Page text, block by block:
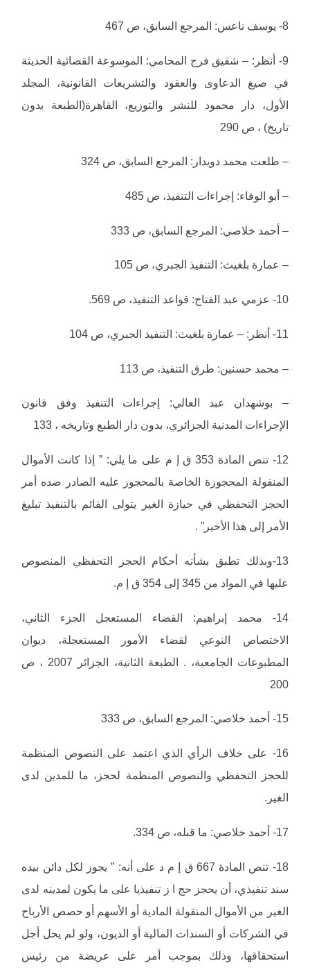
8- يوسف ناعس: المرجع السابق، ص 467
9- أنظر: – شفيق فرج المحامي: الموسوعة القضائية الحديثة
في صيغ الدعاوى والعقود والتشريعات القانونية، المجلد
الأول، دار محمود للنشر والتوزيع، القاهرة(الطبعة بدون
تاريخ) ، ص 290
– طلعت محمد دويدار: المرجع السابق، ص 324
– أبو الوفاء: إجراءات التنفيذ، ص 485
– أحمد خلاصي: المرجع السابق، ص 333
– عمارة بلغيث: التنفيذ الجبري، ص 105
10- عزمي عبد الفتاح: قواعد التنفيذ، ص 569.
11- أنظر: – عمارة بلغيث: التنفيذ الجبري، ص 104
– محمد حسنين: طرق التنفيذ، ص 113
– بوشهدان عبد العالي: إجراءات التنفيذ وفق قانون
الإجراءات المدنية الجزائري، بدون دار الطبع وتاريخه ، 133
12- تنص المادة 353 ق إ م على ما يلي: ” إذا كانت الأموال
المنقولة المحجوزة الخاصة بالمحجوز عليه الصادر ضده أمر
الحجز التحفظي في حيازة الغير يتولى القائم بالتنفيذ تبليغ
الأمر إلى هذا الأخير” .
13-وبذلك تطبق بشأنه أحكام الحجز التحفظي المنصوص
عليها في المواد من 345 إلى 354 ق إ م.
14- محمد إبراهيم: القضاء المستعجل الجزء الثاني،
الاختصاص النوعي لقضاء الأمور المستعجلة، ديوان
المطبوعات الجامعية، . الطبعة الثانية، الجزائر 2007 ، ص
200
15- أحمد خلاصي: المرجع السابق، ص 333
16- على خلاف الرأي الذي اعتمد على النصوص المنظمة
للحجز التحفظي والنصوص المنظمة لحجز، ما للمدين لدى
الغير.
17- أحمد خلاصي: ما قبله، ص 334.
18- تنص المادة 667 ق إ م د على أنه: ” يجوز لكل دائن بيده
سند تنفيذي، أن يحجز حج ا ز تنفيذيا على ما يكون لمدينه لدى
الغير من الأموال المنقولة المادية أو الأسهم أو حصص الأرباح
في الشركات أو السندات المالية أو الديون، ولو لم يحل أجل
استحقاقها، وذلك بموجب أمر على عريضة من رئيس